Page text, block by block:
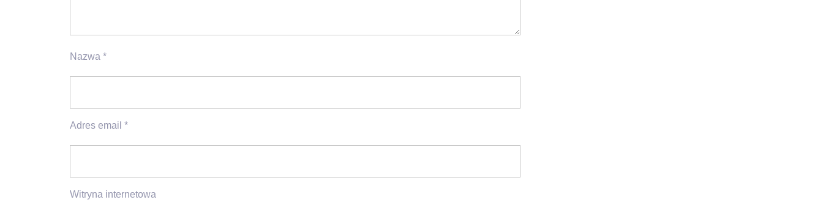
Nazwa *
Adres email *
Witryna internetowa